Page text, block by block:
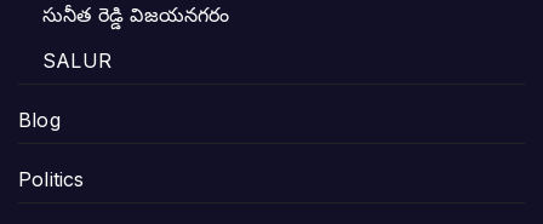
సునీత రెడ్డి విజయనగరం
SALUR
Blog
Politics